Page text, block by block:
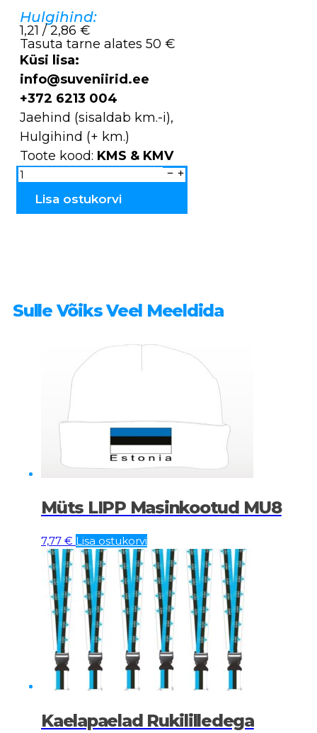
Hulgihind:
1,21 / 2,86 €
Tasuta tarne alates 50 €
Küsi lisa:
info@suveniirid.ee
+372 6213 004
Jaehind (sisaldab km.-i),
Hulgihind (+ km.)
Toote kood: KMS & KMV
Kuumaalused
keraamilised
KMS
kogusLisa ostukorvi
Sulle Võiks Veel Meeldida
Müts LIPP Masinkootud MU8
7,77 € Lisa ostukorvi
Kaelapaelad Rukililledega